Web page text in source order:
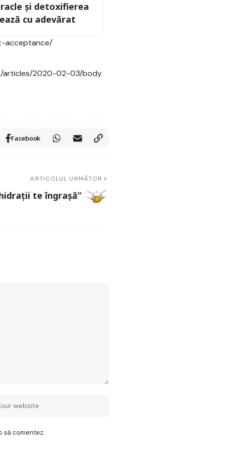
și detoxifierea
cu adevărat
acceptance/
articles/2020-02-03/body
Facebook
ARTICOLUL URMĂTOR
te îngrașă”
să comentez.